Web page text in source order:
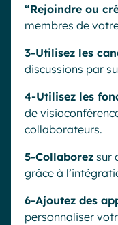
“Rejoindre ou
membres de
3-Utilisez les
discussions par
4-Utilisez les
de
collaborateurs.
5-Collaborez sur
grâce à
6-Ajoutez des
personnaliser